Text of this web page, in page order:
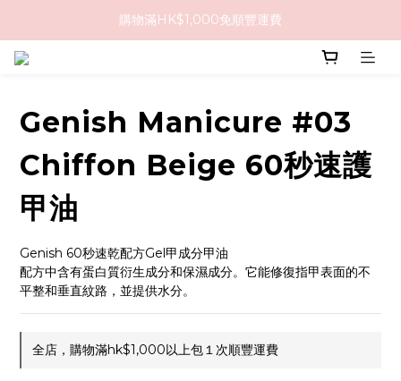
購物滿HK$1,000免順豐運費
購物滿HK$1,000免順豐運費
Genish Manicure #03
Chiffon Beige 60秒速護
甲油
Genish 60秒速乾配方Gel甲成分甲油
配方中含有蛋白質衍生成分和保濕成分。它能修復指甲表面的不
平整和垂直紋路，並提供水分。
全店，購物滿hk$1,000以上包１次順豐運費